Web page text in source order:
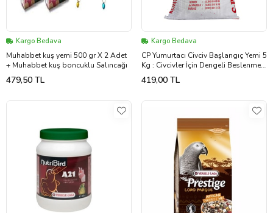
Kargo Bedava
Muhabbet kuş yemi 500 gr X 2 Adet
+ Muhabbet kuş boncuklu Salıncağı
479,50 TL
Kargo Bedava
CP Yumurtacı Civciv Başlangıç Yemi 5
Kg : Civcivler İçin Dengeli Beslenme
Çözümü
419,00 TL